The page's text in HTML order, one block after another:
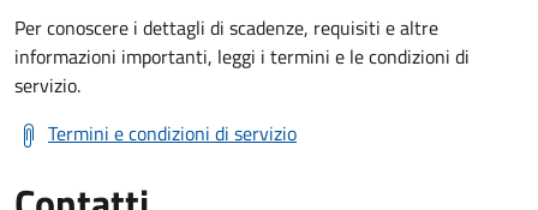
Per conoscere i dettagli di scadenze, requisiti e altre
informazioni importanti, leggi i termini e le condizioni di
servizio.
Termini e condizioni di servizio